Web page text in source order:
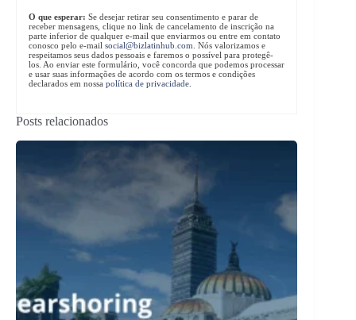
O que esperar: Se desejar retirar seu consentimento e parar de
receber mensagens, clique no link de cancelamento de inscrição na
parte inferior de qualquer e-mail que enviarmos ou entre em contato
conosco pelo e-mail social@bizlatinhub.com. Nós valorizamos e
respeitamos seus dados pessoais e faremos o possível para protegê-
los. Ao enviar este formulário, você concorda que podemos processar
e usar suas informações de acordo com os termos e condições
declarados em nossa política de privacidade.
Posts relacionados